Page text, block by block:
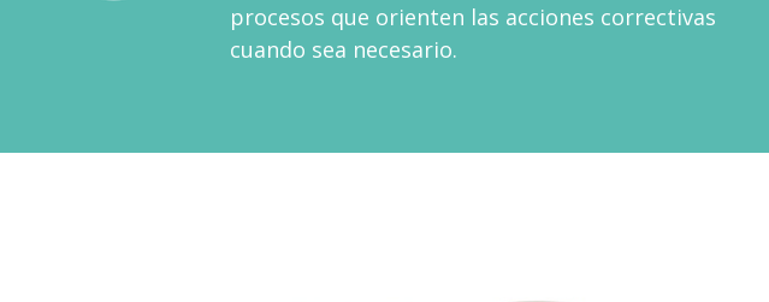
procesos que orienten las acciones correctivas
cuando sea necesario.